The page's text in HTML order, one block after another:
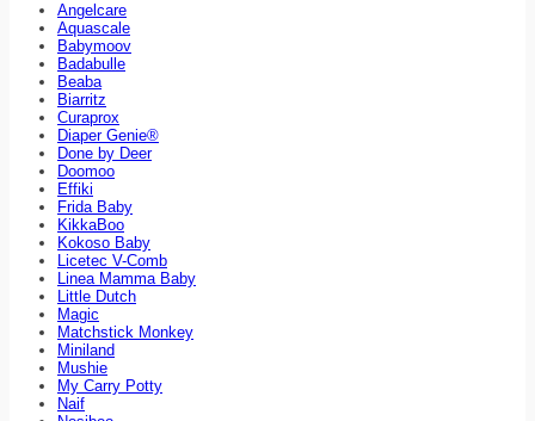
Angelcare
Aquascale
Babymoov
Badabulle
Beaba
Biarritz
Curaprox
Diaper Genie®
Done by Deer
Doomoo
Effiki
Frida Baby
KikkaBoo
Kokoso Baby
Licetec V-Comb
Linea Mamma Baby
Little Dutch
Magic
Matchstick Monkey
Miniland
Mushie
My Carry Potty
Naif